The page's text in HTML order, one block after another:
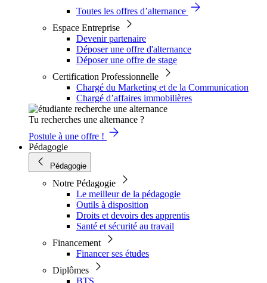
Toutes les offres d’alternance
Espace Entreprise
Devenir partenaire
Déposer une offre d'alternance
Déposer une offre de stage
Certification Professionnelle
Chargé du Marketing et de la Communication
Chargé d’affaires immobilières
Tu recherches une alternance ?
Postule à une offre !
Pédagogie
Pédagogie
Notre Pédagogie
Le meilleur de la pédagogie
Outils à disposition
Droits et devoirs des apprentis
Santé et sécurité au travail
Financement
Financer ses études
Diplômes
BTS